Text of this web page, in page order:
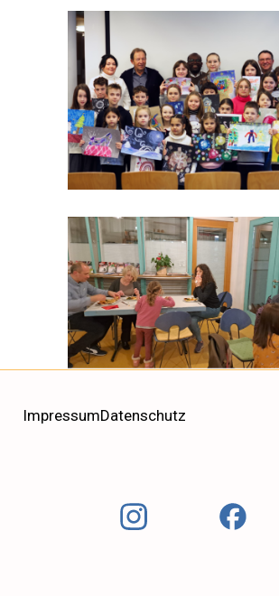
ImpressumDatenschutz